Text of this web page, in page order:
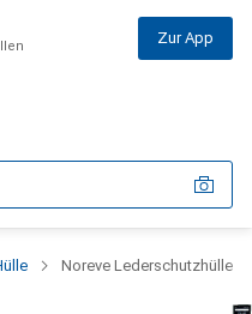
Zur App
Noreve Lederschutzhülle